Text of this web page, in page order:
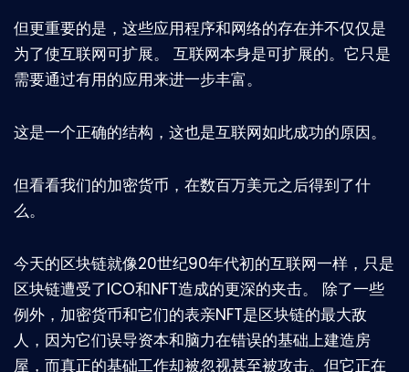
但更重要的是，这些应用程序和网络的存在并不仅仅是
为了使互联网可扩展。 互联网本身是可扩展的。它只是
需要通过有用的应用来进一步丰富。
这是一个正确的结构，这也是互联网如此成功的原因。
但看看我们的加密货币，在数百万美元之后得到了什
么。
今天的区块链就像20世纪90年代初的互联网一样，只是
区块链遭受了ICO和NFT造成的更深的夹击。 除了一些
例外，加密货币和它们的表亲NFT是区块链的最大敌
人，因为它们误导资本和脑力在错误的基础上建造房
屋，而真正的基础工作却被忽视甚至被攻击。但它正在